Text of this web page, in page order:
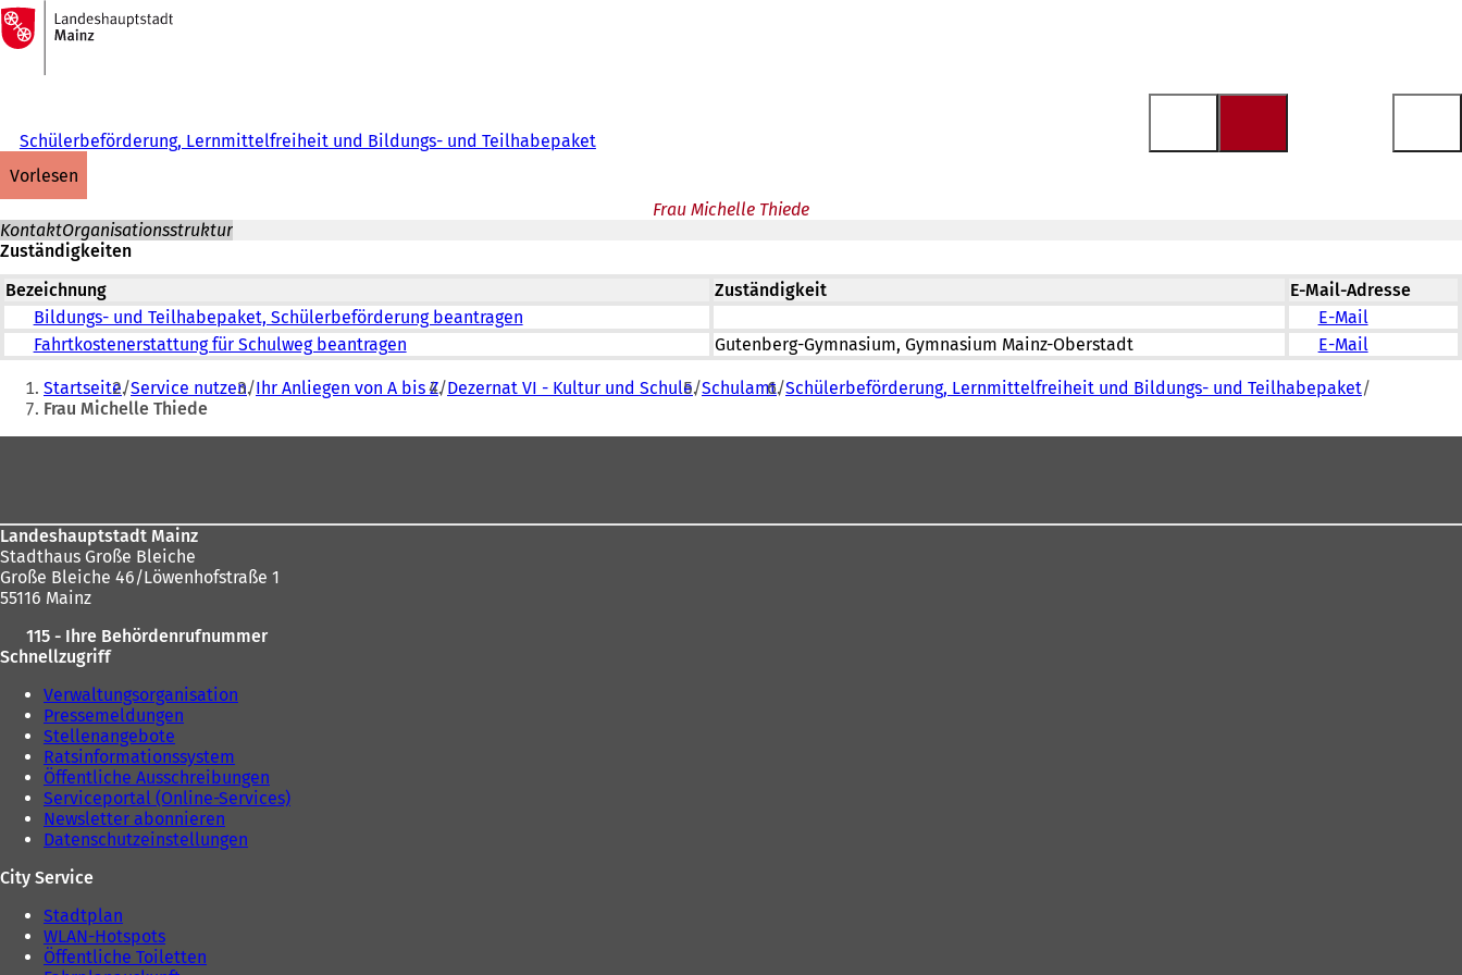
Inhalt anspringen
Zur
Startseite
Schülerbeförderung, Lernmittelfreiheit und Bildungs- und Teilhabepaket
vorlesen
Frau Michelle Thiede
KontaktOrganisationsstruktur
Zuständigkeiten
Bezeichnung
Zuständigkeit
E-Mail-Adresse
Bildungs- und Teilhabepaket, Schülerbeförderung beantragen
E-Mail
Fahrtkostenerstattung für Schulweg beantragen
Gutenberg-Gymnasium, Gymnasium Mainz-Oberstadt E-Mail
Sie
befinden
sich
Startseite Service nutzen Ihr Anliegen von A bis Z Dezernat VI - Kultur und Schule Schulamt Schülerbeförderung, Lernmittelfreiheit und Bildungs- und Teilhabepaket
Frau Michelle Thiede
Landeshauptstadt Mainz
Stadthaus Große Bleiche
Große Bleiche 46/Löwenhofstraße 1
55116 Mainz
115 - Ihre Behördenrufnummer
Schnellzugriff
Verwaltungsorganisation
Pressemeldungen
Stellenangebote
Ratsinformationssystem
Öffentliche Ausschreibungen
Serviceportal (Online-Services)
Newsletter abonnieren
Datenschutzeinstellungen
City Service
Stadtplan
WLAN-Hotspots
Öffentliche Toiletten